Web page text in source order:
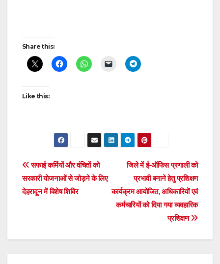
Post
navigation
Share this:
Like this:
Post
navigation
जिले में ई-ऑफिस प्रणाली को
प्रभावी बनाने हेतु प्रशिक्षण
कार्यक्रम आयोजित, अधिकारियों एवं
कर्मचारियों को दिया गया व्यवहारिक
प्रशिक्षण
सफाई कर्मियों और वंचितों को
सरकारी योजनाओं से जोड़ने के लिए
देहरादून में विशेष शिविर